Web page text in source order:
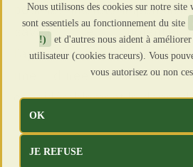
pour les intérêts
«avait le
l’approvisionnement en
une durée
considérablement la
importations alimentaires
l’Occident».
Nous utilisons des cookies sur notre site
sont essentiels au fonctionnement du site
!)
et d'autres nous aident à
utilisateur (cookies traceurs). Vous
vous autorisez ou non
OK
JE REFUSE